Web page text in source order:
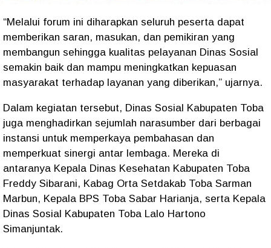
“Melalui forum ini diharapkan seluruh peserta dapat
memberikan saran, masukan, dan pemikiran yang
membangun sehingga kualitas pelayanan Dinas Sosial
semakin baik dan mampu meningkatkan kepuasan
masyarakat terhadap layanan yang diberikan,” ujarnya.
Dalam kegiatan tersebut, Dinas Sosial Kabupaten Toba
juga menghadirkan sejumlah narasumber dari berbagai
instansi untuk memperkaya pembahasan dan
memperkuat sinergi antar lembaga. Mereka di
antaranya Kepala Dinas Kesehatan Kabupaten Toba
Freddy Sibarani, Kabag Orta Setdakab Toba Sarman
Marbun, Kepala BPS Toba Sabar Harianja, serta Kepala
Dinas Sosial Kabupaten Toba Lalo Hartono
Simanjuntak.